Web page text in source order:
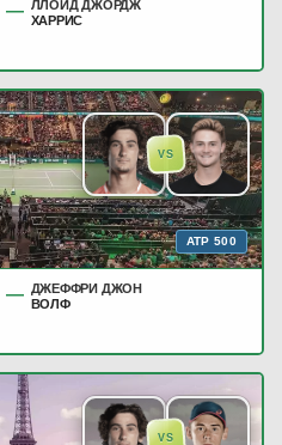
— ЛЛОЙД ДЖОРДЖ
ХАРРИС
VS
ATP 500
— ДЖЕФФРИ ДЖОН
ВОЛФ
VS